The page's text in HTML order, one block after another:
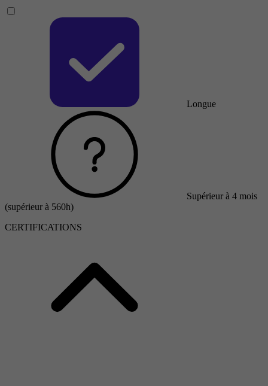
Longue
Supérieur à 4 mois
(supérieur à 560h)
CERTIFICATIONS